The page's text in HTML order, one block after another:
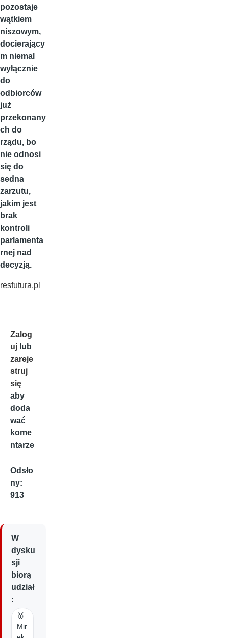
pozostaje
wątkiem
niszowym,
docierający
m niemal
wyłącznie
do
odbiorców
już
przekonany
ch do
rządu, bo
nie odnosi
się do
sedna
zarzutu,
jakim jest
brak
kontroli
parlamenta
rnej nad
decyzją.
resfutura.pl
Zalog
uj lub
zareje
struj
się
aby
doda
wać
kome
ntarze
Odsło
ny:
913
W
dysku
sji
biorą
udział
:
🥇
Mir